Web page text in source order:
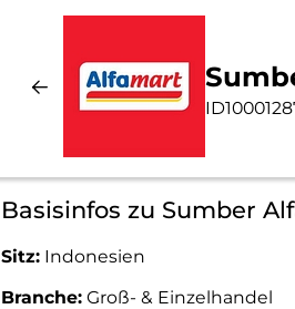
Basisinfos zu Sumber
Sitz: Indonesien
Branche: Groß- & Einzelhandel